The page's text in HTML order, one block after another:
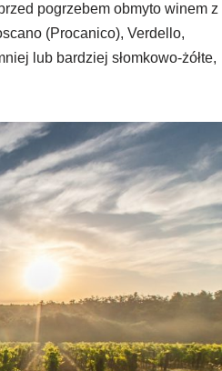
pogrzebem obmyto winem z
(Procanico), Verdello,
lub bardziej słomkowo-żółte,